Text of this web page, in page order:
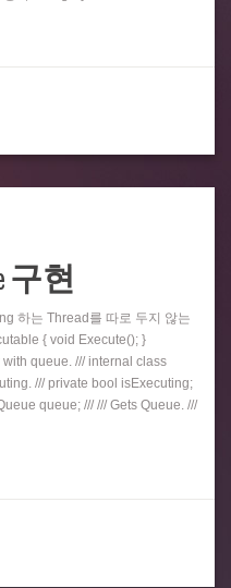
구현
하는 Thread를 따로 두지 않는
{ void Execute(); }
queue. /// internal class
/// private bool isExecuting;
queue; /// /// Gets Queue. ///